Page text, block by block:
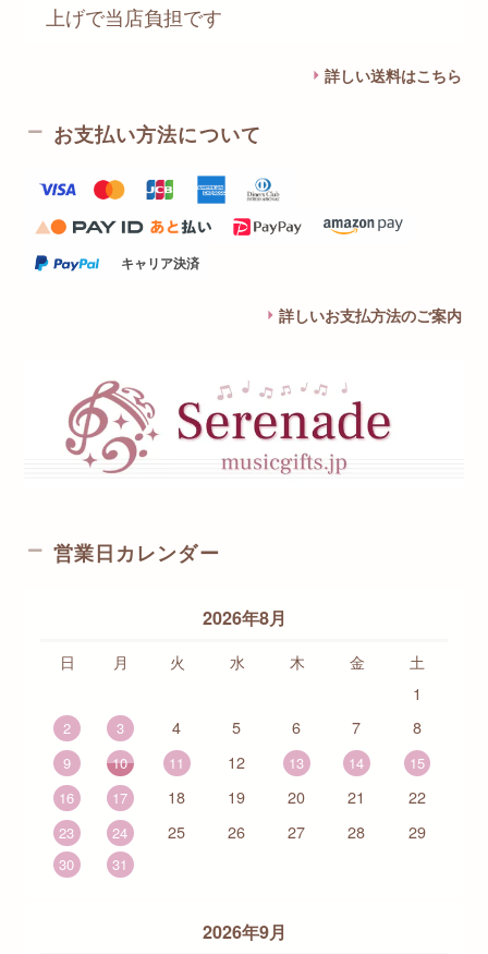
上げで当店負担です
詳しい送料はこちら
お支払い方法について
キャリア決済
詳しいお支払方法のご案内
営業日カレンダー
2026年8月
日 月 火 水 木 金
土
1
2 3 4 5 6 7 8
9 10 11 12 13 14
15
16
17 18 19 20 21 22
23 24 25 26 27 28 29
30 31
2026年9月